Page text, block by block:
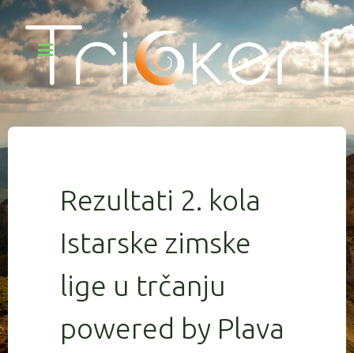
Rezultati 2. kola
Istarske zimske
lige u trčanju
powered by Plava